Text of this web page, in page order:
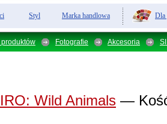
Styl Marka handlowa Dla
Fotografie Akcesoria
Wild Animals —